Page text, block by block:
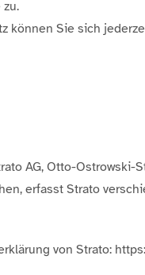
können Sie sich
AG, Otto-Ostrowski-
erfasst Strato
von Strato: